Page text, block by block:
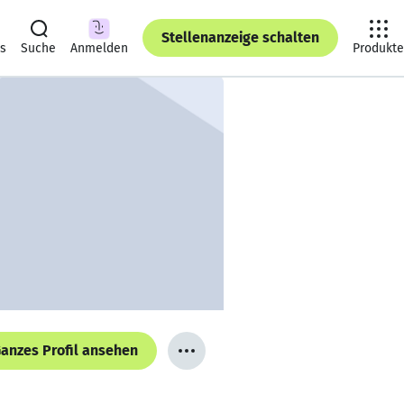
Suche Anmelden
Stellenanzeige schalten
Produkte
Profil ansehen